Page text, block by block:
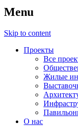
LATOON
Menu
Skip to content
Проекты
Все
Жилые
О нас